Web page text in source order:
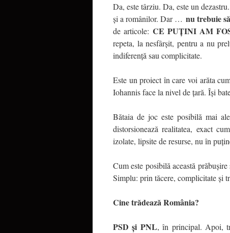
Da, este târziu. Da, este un
și a românilor. Dar … nu trebuie
de articole: CE PUȚINI AM
repeta, la nesfârșit, pentru a nu
indiferență sau complicitate.
Este un proiect în care voi arăta
Iohannis face la nivel de țară. Își
Bătaia de joc este posibilă mai
distorsionează realitatea, exact
izolate, lipsite de resurse, nu în
Cum este posibilă această
Simplu: prin tăcere, complicitate și
Cine trădează România?
PSD și PNL, în principal. Apoi,